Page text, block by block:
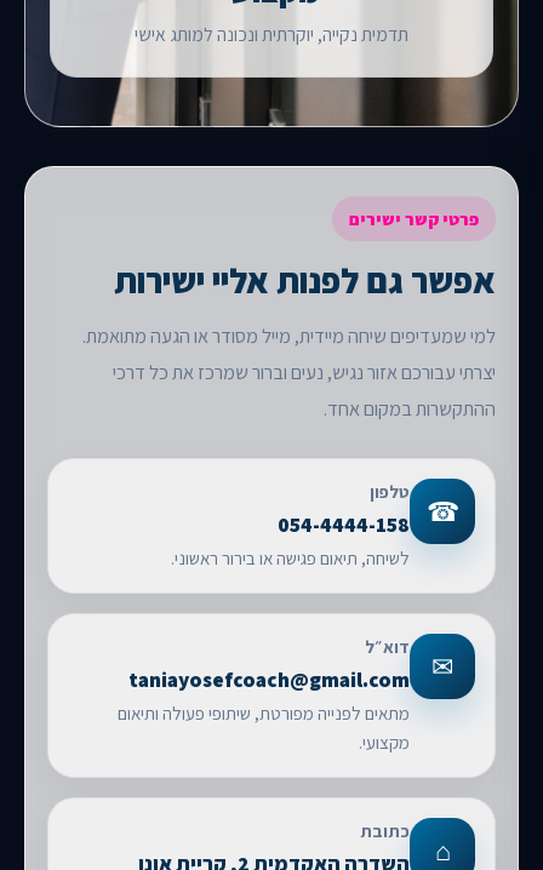
תדמית נקייה, יוקרתית ונכונה למותג אישי
פרטי קשר ישירים
אפשר גם לפנות אליי ישירות
למי שמעדיפים שיחה מיידית, מייל מסודר או הגעה מתואמת.
יצרתי עבורכם אזור נגיש, נעים וברור שמרכז את כל דרכי
ההתקשרות במקום אחד.
☎
טלפון
054-4444-158
לשיחה, תיאום פגישה או בירור ראשוני.
✉
דוא״ל
taniayosefcoach@gmail.com
מתאים לפנייה מפורטת, שיתופי פעולה ותיאום
מקצועי.
⌂
כתובת
השדרה האקדמית 2, קריית אונו